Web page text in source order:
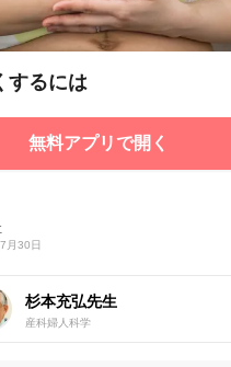
するには
無料アプリで開く
月30日
杉本充弘先生
産科婦人科学